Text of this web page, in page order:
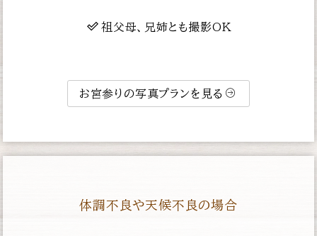
祖父母、兄姉とも撮影OK
お宮参りの写真プランを見る
体調不良や天候不良の場合